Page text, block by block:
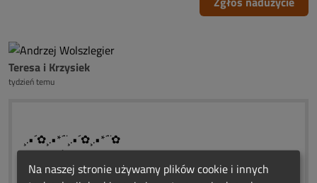
Teresa i Krzysiek
tydzień temu
¸.•´✿¸.•*´¨¸.•´✿¸.•*´¨✿
✿¨))....... ŚWIATEŁKO
¸.•´✿¸.•*´¨)) ....... PAMIĘCI 💞💞💞
Na naszej stronie używamy plików cookie i innych